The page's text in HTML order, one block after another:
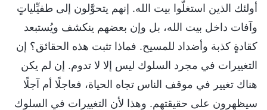
أولئك الذين استغلّوا بيت الله. إنهم يتحوَّلون إلى طفيِّلياتٍ
وآفات داخل بيت الله، بل وإن بعضهم ينكشف ويُستبعد
كقادةٍ كذبة وأضداد للمسيح. فماذا تثبت هذه الحقائق؟ إن
التغييرات في مجرد السلوك ليس إلا لا تدوم. إن لم يكن
هناك تغيير في موقف الناس تجاه الحياة، فعاجلًا أم آجلًا
سيظهرون على حقيقتهم. وهذا لأن التغييرات في السلوك